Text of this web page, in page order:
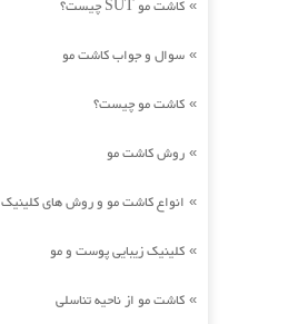
» کاشت مو SUT چیست؟
» سوال و جواب کاشت مو
» کاشت مو چیست؟
» روش کاشت مو
» انواع کاشت مو و روش های کلینیک
» کلینیک زیبایی پوست و مو
» کاشت مو از ناحیه تناسلی